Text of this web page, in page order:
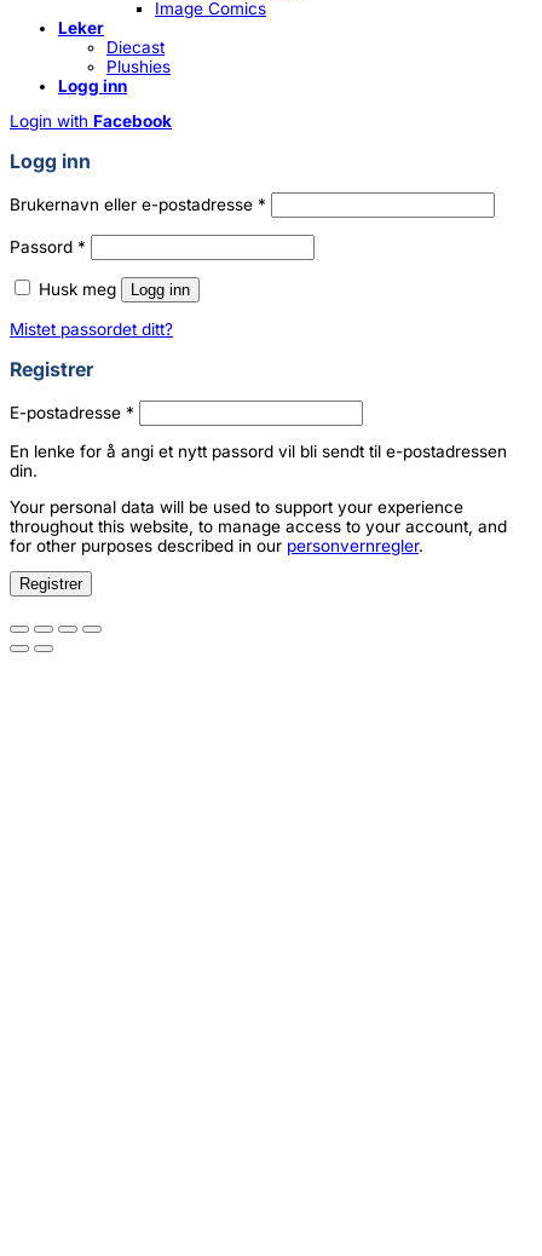
Image Comics
Leker
Diecast
Plushies
Logg inn
Login with Facebook
Logg inn
Brukernavn eller e-postadresse *
Passord *
Husk meg Logg inn
Mistet passordet ditt?
Registrer
E-postadresse *
En lenke for å angi et nytt passord vil bli sendt til e-postadressen
din.
Your personal data will be used to support your experience
throughout this website, to manage access to your account, and
for other purposes described in our personvernregler.
Registrer